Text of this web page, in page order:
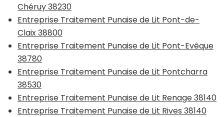
Chéruy 38230
Entreprise Traitement Punaise de Lit Pont-de-
Claix 38800
Entreprise Traitement Punaise de Lit Pont-Evêque
38780
Entreprise Traitement Punaise de Lit Pontcharra
38530
Entreprise Traitement Punaise de Lit Renage 38140
Entreprise Traitement Punaise de Lit Rives 38140